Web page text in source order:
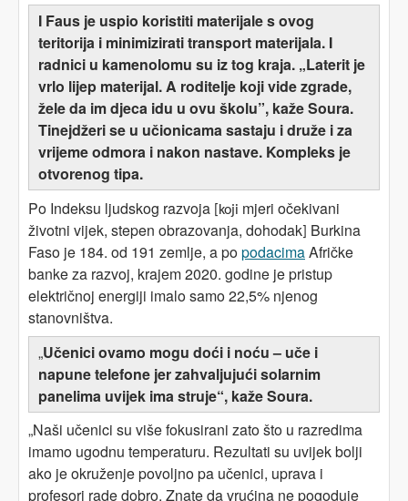
I Faus je uspio koristiti materijale s ovog
teritorija i minimizirati transport materijala. I
radnici u kamenolomu su iz tog kraja. „Laterit je
vrlo lijep materijal. A roditelje koji vide zgrade,
žele da im djeca idu u ovu školu”, kaže Soura.
Tinejdžeri se u učionicama sastaju i druže i za
vrijeme odmora i nakon nastave. Kompleks je
otvorenog tipa.
Po Indeksu ljudskog razvoja
[koji mjeri očekivani
životni vijek, stepen obrazovanja, dohodak Burkina
Faso je 184. od 191 zemlje, a popodacimaAfričke
banke za razvoj, krajem 2020. godine je pristup
električnoj energiji imalo samo 22,5% njenog
stanovništva.
„Učenici ovamo mogu doći i noću – uče i
napune telefone jer zahvaljujući solarnim
panelima uvijek ima struje“, kaže Soura.
„Naši učenici su više fokusirani zato što u razredima
imamo ugodnu temperaturu. Rezultati su uvijek bolji
ako je okruženje povoljno pa učenici, uprava i
profesori rade dobro. Znate da vrućina ne pogoduje